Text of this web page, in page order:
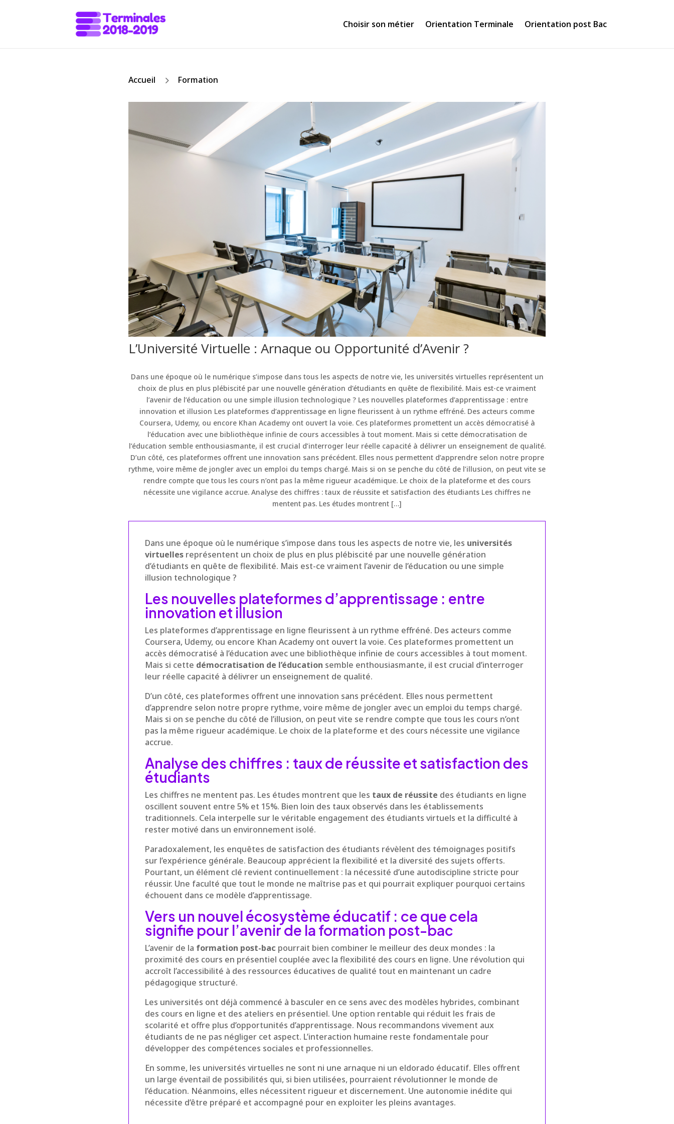
Choisir son métier Orientation Terminale Orientation post Bac
Accueil 5 Formation
L’Université Virtuelle : Arnaque ou Opportunité d’Avenir ?
Dans une époque où le numérique s’impose dans tous les aspects de notre vie, les universités virtuelles représentent un
choix de plus en plus plébiscité par une nouvelle génération d’étudiants en quête de flexibilité. Mais est-ce vraiment
l’avenir de l’éducation ou une simple illusion technologique ? Les nouvelles plateformes d’apprentissage : entre
innovation et illusion Les plateformes d’apprentissage en ligne fleurissent à un rythme effréné. Des acteurs comme
Coursera, Udemy, ou encore Khan Academy ont ouvert la voie. Ces plateformes promettent un accès démocratisé à
l’éducation avec une bibliothèque infinie de cours accessibles à tout moment. Mais si cette démocratisation de
l’éducation semble enthousiasmante, il est crucial d’interroger leur réelle capacité à délivrer un enseignement de qualité.
D’un côté, ces plateformes offrent une innovation sans précédent. Elles nous permettent d’apprendre selon notre propre
rythme, voire même de jongler avec un emploi du temps chargé. Mais si on se penche du côté de l’illusion, on peut vite se
rendre compte que tous les cours n’ont pas la même rigueur académique. Le choix de la plateforme et des cours
nécessite une vigilance accrue. Analyse des chiffres : taux de réussite et satisfaction des étudiants Les chiffres ne
mentent pas. Les études montrent […]
Dans une époque où le numérique s’impose dans tous les aspects de notre vie, les universités
virtuelles représentent un choix de plus en plus plébiscité par une nouvelle génération
d’étudiants en quête de flexibilité. Mais est-ce vraiment l’avenir de l’éducation ou une simple
illusion technologique ?
Les nouvelles plateformes d’apprentissage : entre
innovation et illusion
Les plateformes d’apprentissage en ligne fleurissent à un rythme effréné. Des acteurs comme
Coursera, Udemy, ou encore Khan Academy ont ouvert la voie. Ces plateformes promettent un
accès démocratisé à l’éducation avec une bibliothèque infinie de cours accessibles à tout moment.
Mais si cette démocratisation de l’éducation semble enthousiasmante, il est crucial d’interroger
leur réelle capacité à délivrer un enseignement de qualité.
D’un côté, ces plateformes offrent une innovation sans précédent. Elles nous permettent
d’apprendre selon notre propre rythme, voire même de jongler avec un emploi du temps chargé.
Mais si on se penche du côté de l’illusion, on peut vite se rendre compte que tous les cours n’ont
pas la même rigueur académique. Le choix de la plateforme et des cours nécessite une vigilance
accrue.
Analyse des chiffres : taux de réussite et satisfaction des
étudiants
Les chiffres ne mentent pas. Les études montrent que les taux de réussite des étudiants en ligne
oscillent souvent entre 5% et 15%. Bien loin des taux observés dans les établissements
traditionnels. Cela interpelle sur le véritable engagement des étudiants virtuels et la difficulté à
rester motivé dans un environnement isolé.
Paradoxalement, les enquêtes de satisfaction des étudiants révèlent des témoignages positifs
sur l’expérience générale. Beaucoup apprécient la flexibilité et la diversité des sujets offerts.
Pourtant, un élément clé revient continuellement : la nécessité d’une autodiscipline stricte pour
réussir. Une faculté que tout le monde ne maîtrise pas et qui pourrait expliquer pourquoi certains
échouent dans ce modèle d’apprentissage.
Vers un nouvel écosystème éducatif : ce que cela
signifie pour l’avenir de la formation post-bac
L’avenir de la formation post-bac pourrait bien combiner le meilleur des deux mondes : la
proximité des cours en présentiel couplée avec la flexibilité des cours en ligne. Une révolution qui
accroît l’accessibilité à des ressources éducatives de qualité tout en maintenant un cadre
pédagogique structuré.
Les universités ont déjà commencé à basculer en ce sens avec des modèles hybrides, combinant
des cours en ligne et des ateliers en présentiel. Une option rentable qui réduit les frais de
scolarité et offre plus d’opportunités d’apprentissage. Nous recommandons vivement aux
étudiants de ne pas négliger cet aspect. L’interaction humaine reste fondamentale pour
développer des compétences sociales et professionnelles.
En somme, les universités virtuelles ne sont ni une arnaque ni un eldorado éducatif. Elles offrent
un large éventail de possibilités qui, si bien utilisées, pourraient révolutionner le monde de
l’éducation. Néanmoins, elles nécessitent rigueur et discernement. Une autonomie inédite qui
nécessite d’être préparé et accompagné pour en exploiter les pleins avantages.